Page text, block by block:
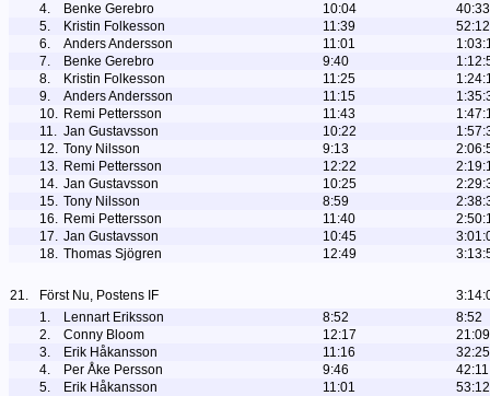
4.
Benke Gerebro 10:04
40:33
5.
Kristin Folkesson 11:39
52:12
6.
Anders Andersson 11:01
7.
Benke Gerebro 9:40
8.
Kristin Folkesson 11:25
9.
Anders Andersson 11:15
10. Remi Pettersson 11:43
11. Jan Gustavsson 10:22
12. Tony Nilsson 9:13
13. Remi Pettersson 12:22
14. Jan Gustavsson 10:25
15. Tony Nilsson 8:59
16. Remi Pettersson 11:40
17. Jan Gustavsson 10:45
18. Thomas Sjögren 12:49
21. Först Nu, Postens IF
1.
Lennart Eriksson 8:52
8:52
2.
Conny Bloom 12:17
21:09
3.
Erik Håkansson 11:16
32:25
4.
Per Åke Persson 9:46
42:11
5.
Erik Håkansson 11:01
53:12